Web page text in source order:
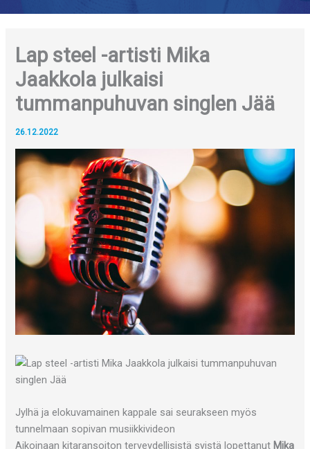
Lap steel -artisti Mika
Jaakkola julkaisi
tummanpuhuvan singlen Jää
26.12.2022
Jylhä ja elokuvamainen kappale sai seurakseen myös
tunnelmaan sopivan musiikkivideon
Aikoinaan kitaransoiton terveydellisistä syistä lopettanut Mika